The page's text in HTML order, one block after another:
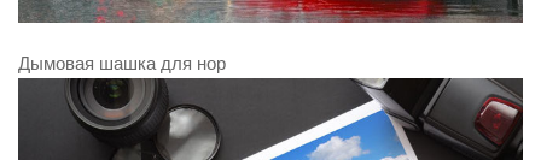
Дымовая шашка для нор